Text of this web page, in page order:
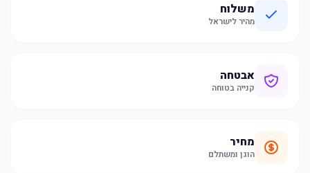
משלוח
מהיר לישראל
אבטחה
קנייה בטוחה
מחיר
הוגן ומשתלם